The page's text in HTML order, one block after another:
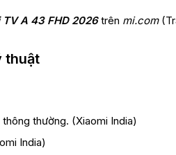
A 43 FHD 2026trên mi.com
thuật
thông thường. (Xiaomi India)
India)